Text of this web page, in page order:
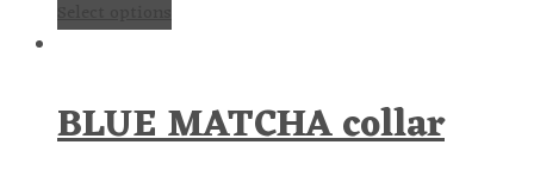
BLUE MATCHA collar